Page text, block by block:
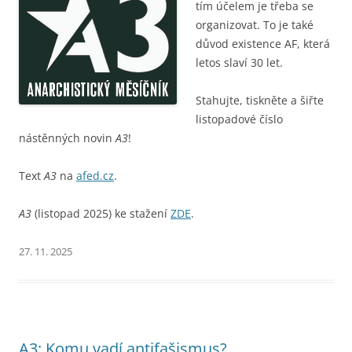
tím účelem je třeba se
organizovat. To je také
důvod existence AF, která
letos slaví 30 let.
Stahujte, tiskněte a šiřte
listopadové číslo
nástěnných novinA3!
TextA3 na afed.cz.
A3 (listopad 2025) ke stažení ZDE.
27. 11. 2025